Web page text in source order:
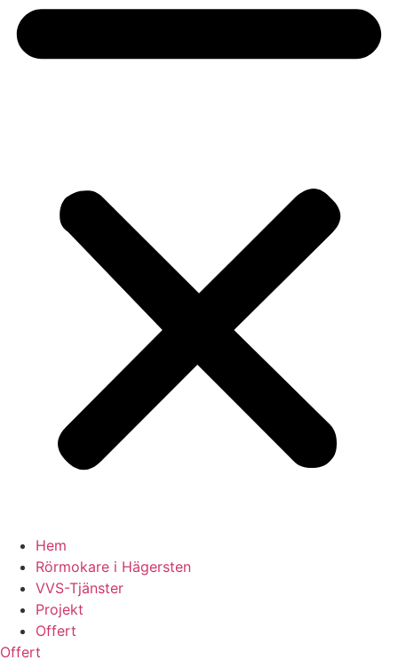
Hem
Rörmokare i Hägersten
VVS-Tjänster
Projekt
Offert
Offert